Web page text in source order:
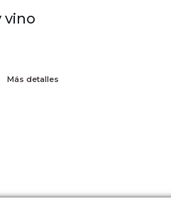
vino
Más detalles